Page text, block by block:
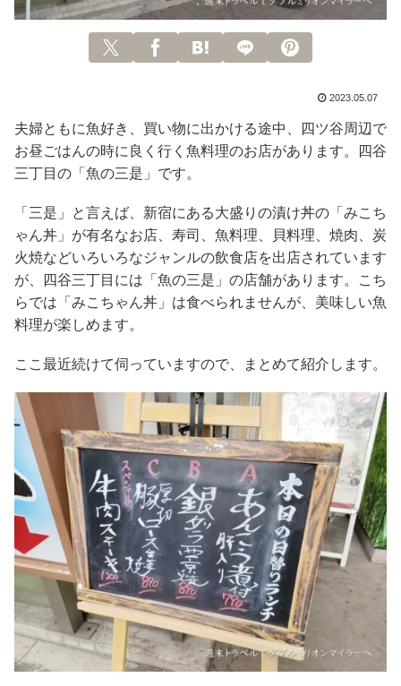
2023.05.07
夫婦ともに魚好き、買い物に出かける途中、四ツ谷周辺で
お昼ごはんの時に良く行く魚料理のお店があります。四谷
三丁目の「魚の三是」です。
「三是」と言えば、新宿にある大盛りの漬け丼の「みこち
ゃん丼」が有名なお店、寿司、魚料理、貝料理、焼肉、炭
火焼などいろいろなジャンルの飲食店を出店されています
が、四谷三丁目には「魚の三是」の店舗があります。こち
らでは「みこちゃん丼」は食べられませんが、美味しい魚
料理が楽しめます。
ここ最近続けて伺っていますので、まとめて紹介します。